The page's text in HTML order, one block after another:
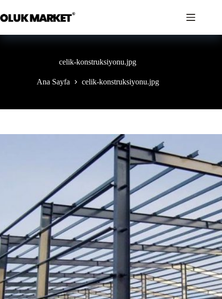
geç
celik-konstruksiyonu.jpg
Ana Sayfa celik-konstruksiyonu.jpg